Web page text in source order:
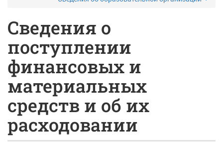
Сведения о
поступлении
финансовых и
материальных
средств и об их
расходовании